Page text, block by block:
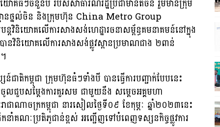
ោគធំៗចំនួនបី របស់សាធារណរដ្ឋប្រជាមានិតចិន រួមមានក្រុម
នថ្នល់ចិន និងក្រុមហ៊ុន China Metro Group
តវិនិយោគលើការសាងសង់ហេដ្ឋារចនាសម្ព័ន្ធគមនាគមន៍នៅក្នុង
ានវិនិយោគលើការសាងសង់ផ្លូវស្ពានប្រមាណជាង ២ពាន់
តិកម្ពុជា ក្រុមហ៊ុនធំៗទាំងបី បានធ្វើការបញ្ជាក់បែបនេះ
លជួបសម្តែងការគួរសម ជាមួយនឹង សម្តេចអគ្គមហា
ាណាចក្រកម្ពុជា នារសៀលថ្ងៃទី០៩ ខែកុម្ភៈ ឆ្នាំ២០២៣នេះ
នាំគណៈប្រតិភូជាន់ខ្ពស់ អញ្ជើញទៅបំពេញទស្សនកិច្ចផ្លូវការ